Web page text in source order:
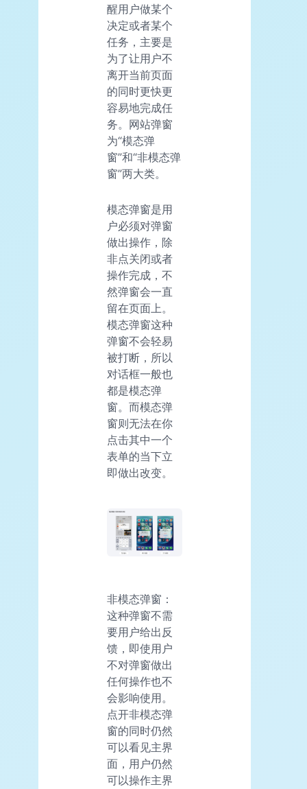
醒用户做某个
决定或者某个
任务，主要是
为了让用户不
离开当前页面
的同时更快更
容易地完成任
务。网站弹窗
为“模态弹
窗”和“非模态弹
窗”两大类。
模态弹窗是用
户必须对弹窗
做出操作，除
非点关闭或者
操作完成，不
然弹窗会一直
留在页面上。
模态弹窗这种
弹窗不会轻易
被打断，所以
对话框一般也
都是模态弹
窗。而模态弹
窗则无法在你
点击其中一个
表单的当下立
即做出改变。
非模态弹窗：
这种弹窗不需
要用户给出反
馈，即使用户
不对弹窗做出
任何操作也不
会影响使用。
点开非模态弹
窗的同时仍然
可以看见主界
面，用户仍然
可以操作主界